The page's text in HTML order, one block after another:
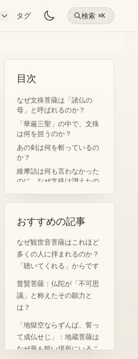
タグ 検索 ⌘K
目次
なぜ文殊菩薩は「諸仏の
母」と呼ばれるのか？
「華厳三聖」の中で、文殊
は何を担うのか？
あの剣は何を斬っているの
か？
維摩詰は何も言わなかった
のに、なぜ文殊は讃えたの
なぜ五台山は「清涼山」と
獅子吼：智慧がもたらす無
畏
よくある質問
おすすめの記事
なぜ観世音菩薩はこれほど
多くの人に拝まれるのか？
「聴いてくれる」からです
普賢菩薩：仏陀が「不可思
議」と称えたその願力と
は？
「地獄空ならずんば、誓っ
て成仏せじ」：地蔵菩薩は
なぜ最も暗い場所にいるこ